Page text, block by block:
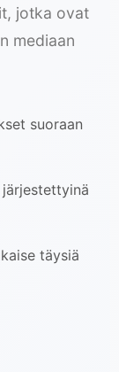
jotka ovat
mediaan
suoraan
täysiä